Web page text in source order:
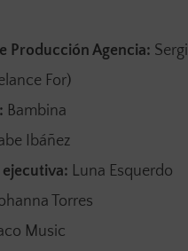
Producción Agencia:
For)
Bambina
Ibáñez
Luna Esquerdo
Torres
Music